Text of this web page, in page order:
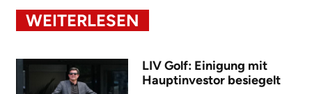
WEITERLESEN
LIV Golf: Einigung mit
Hauptinvestor besiegelt